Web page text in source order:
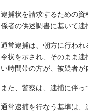
逮捕状を請求するための
係者の供述調書に基いて逮
通常逮捕は、朝方に行われ
令状を示され、そのまま
い時間帯の方が、被疑者が
また、警察は、逮捕に伴っ
通常逮捕を行なう基準は